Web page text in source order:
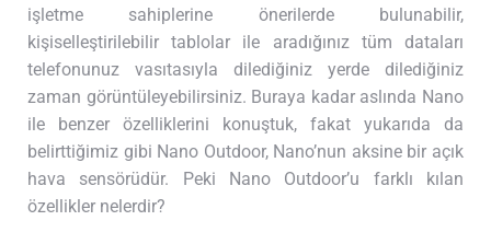
işletme sahiplerine önerilerde bulunabilir,
kişiselleştirilebilir tablolar ile aradığınız tüm dataları
telefonunuz vasıtasıyla dilediğiniz yerde dilediğiniz
zaman görüntüleyebilirsiniz. Buraya kadar aslında Nano
ile benzer özelliklerini konuştuk, fakat yukarıda da
belirttiğimiz gibi Nano Outdoor, Nano’nun aksine bir açık
hava sensörüdür. Peki Nano Outdoor’u farklı kılan
özellikler nelerdir?